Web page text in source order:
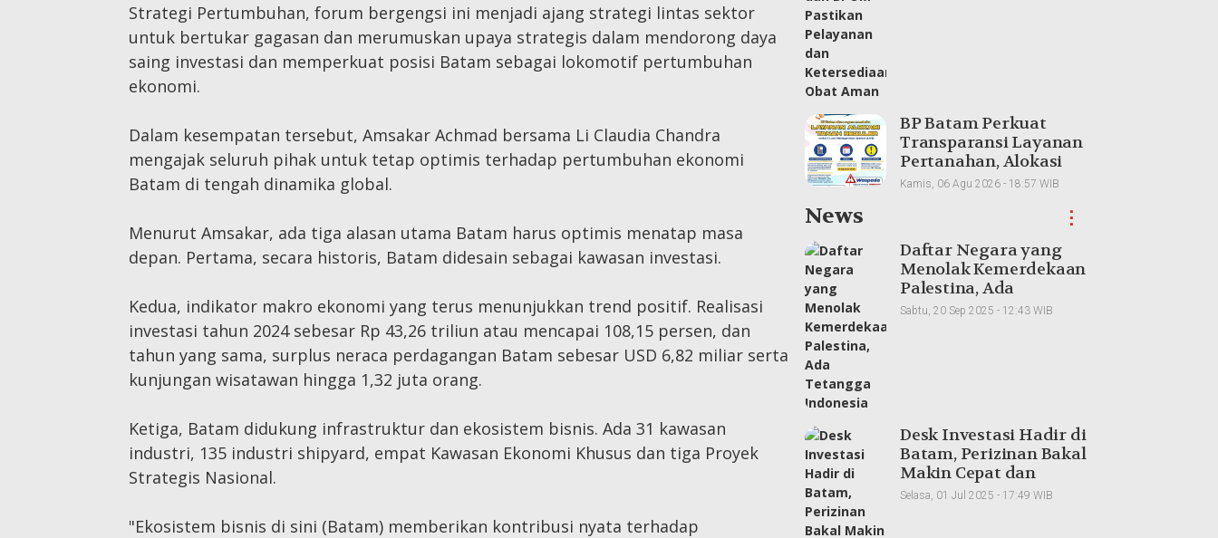
Strategi Pertumbuhan, forum bergengsi ini menjadi ajang strategi lintas sektor
untuk bertukar gagasan dan merumuskan upaya strategis dalam mendorong daya
saing investasi dan memperkuat posisi Batam sebagai lokomotif pertumbuhan
ekonomi.
Dalam kesempatan tersebut, Amsakar Achmad bersama Li Claudia Chandra
mengajak seluruh pihak untuk tetap optimis terhadap pertumbuhan ekonomi
Batam di tengah dinamika global.
Menurut Amsakar, ada tiga alasan utama Batam harus optimis menatap masa
depan. Pertama, secara historis, Batam didesain sebagai kawasan investasi.
Kedua, indikator makro ekonomi yang terus menunjukkan trend positif. Realisasi
investasi tahun 2024 sebesar Rp 43,26 triliun atau mencapai 108,15 persen, dan
tahun yang sama, surplus neraca perdagangan Batam sebesar USD 6,82 miliar serta
kunjungan wisatawan hingga 1,32 juta orang.
Ketiga, Batam didukung infrastruktur dan ekosistem bisnis. Ada 31 kawasan
industri, 135 industri shipyard, empat Kawasan Ekonomi Khusus dan tiga Proyek
Strategis Nasional.
"Ekosistem bisnis di sini (Batam) memberikan kontribusi nyata terhadap
BP Batam Perkuat
Transparansi Layanan
Pertanahan, Alokasi
Tanah Reguler Segera
Kamis, 06 Agu 2026 - 18:57 WIB
News ⋮
Daftar Negara yang
Menolak Kemerdekaan
Palestina, Ada
Tetangga Indonesia
Sabtu, 20 Sep 2025 - 12:43 WIB
Desk Investasi Hadir di
Batam, Perizinan Bakal
Makin Cepat dan
Transparan
Selasa, 01 Jul 2025 - 17:49 WIB